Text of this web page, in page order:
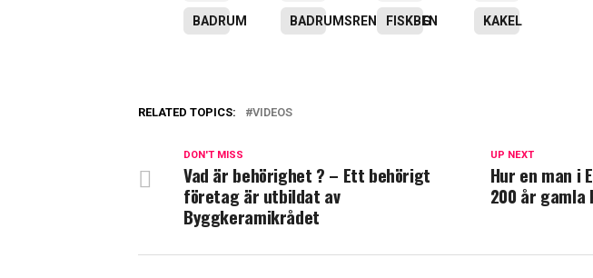
BADRUM BADRUMSRENOVERING
FISKBEN KAKEL
RELATED TOPICS: VIDEOS
UP NEXT
Hur en man i
200 år
DON'T MISS
Vad är behörighet ? – Ett behörigt
företag är utbildat av
Byggkeramikrådet